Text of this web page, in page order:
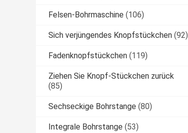
Felsen-Bohrmaschine (106)
Sich verjüngendes Knopfstückchen (92)
Fadenknopfstückchen (119)
Ziehen Sie Knopf-Stückchen zurück
(85)
Sechseckige Bohrstange (80)
Integrale Bohrstange (53)